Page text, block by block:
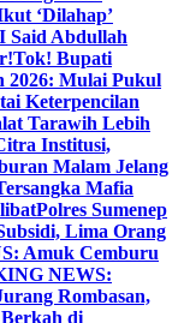
‘Dilahap’
Said Abdullah
Tok! Bupati
2026: Mulai Pukul
Keterpencilan
Tarawih Lebih
Institusi,
Malam Jelang
Mafia
Polres Sumenep
Lima Orang
Amuk Cemburu
NEWS:
Rombasan,
di